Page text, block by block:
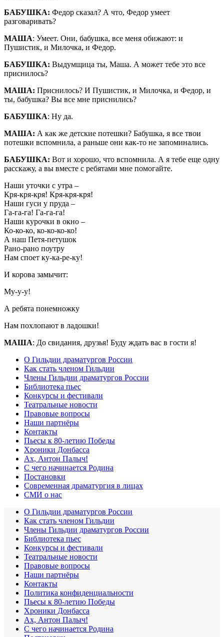
БАБУШКА: Федор сказал? А что, Федор умеет
разговаривать?
МАША: Умеет. Они, бабушка, все меня обижают: и
Пушистик, и Милочка, и Федор.
БАБУШКА: Выдумщица ты, Маша. А может тебе это все
приснилось?
МАША: Приснилось? И Пушистик, и Милочка, и Федор, и
ты, бабушка? Вы все мне приснились?
БАБУШКА: Ну да.
МАША: А как же детские потешки? Бабушка, я все твои
потешки вспомнила, а раньше они как-то не запоминались.
БАБУШКА: Вот и хорошо, что вспомнила. А я тебе еще одну
расскажу, а вы вместе с ребятами мне помогайте.
Наши уточки с утра –
Кря-кря-кря! Кря-кря-кря!
Наши гуси у пруда –
Га-га-га! Га-га-га!
Наши курочки в окно –
Ко-ко-ко, ко-ко-ко-ко!
А наш Петя-петушок
Рано-рано поутру
Нам споет ку-ка-ре-ку!
И корова замычит:
Му-у-у!
А ребята понемножку
Нам похлопают в ладошки!
МАША: До свидания, друзья! Буду ждать вас в гости я!
О Гильдии драматургов России
Как стать членом Гильдии
Члены Гильдии драматургов России
Библиотека пьес
Конкурсы и фестивали
Театральные новости
Правовые вопросы
Наши партнёры
Контакты
Пьесы к 80-летию Победы
Хроники Донбасса
Ах, Антон Палыч!
С чего начинается Родина
Постановки
Современная драматургия в лицах
СМИ о нас
О Гильдии драматургов России
Как стать членом Гильдии
Члены Гильдии драматургов России
Библиотека пьес
Конкурсы и фестивали
Театральные новости
Правовые вопросы
Наши партнёры
Контакты
Политика конфиденциальности
Пьесы к 80-летию Победы
Хроники Донбасса
Ах, Антон Палыч!
С чего начинается Родина